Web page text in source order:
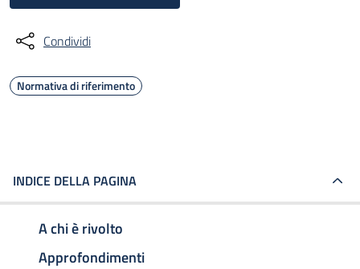
Condividi
Normativa di riferimento
INDICE DELLA PAGINA
A chi è rivolto
Approfondimenti